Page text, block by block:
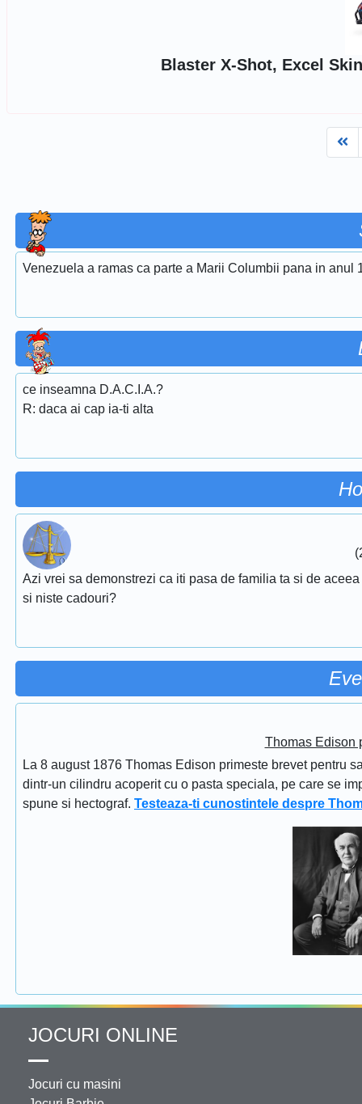
Blaster X-Shot, Excel
Venezuela a ramas ca parte a Marii Columbii pana in anul
ce inseamna D.A.C.I.A.?
R: daca ai cap ia-ti alta
Azi vrei sa demonstrezi ca iti pasa de familia ta si de
si niste cadouri?
Thomas Edison
La 8 august 1876 Thomas Edison primeste brevet pentru
dintr-un cilindru acoperit cu o pasta speciala, pe care se
spune si hectograf. Testeaza-ti cunostintele despre
JOCURI ONLINE
Jocuri cu masini